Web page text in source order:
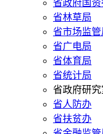
省政府国资
省林草局
省市场监管
省广电局
省体育局
省统计局
省政府研究
省人防办
省扶贫办